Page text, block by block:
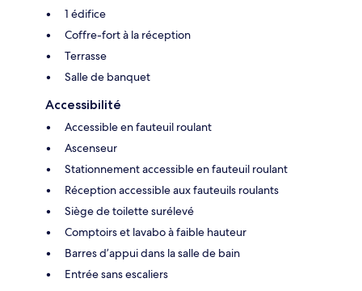
1 édifice
Coffre-fort à la réception
Terrasse
Salle de banquet
Accessibilité
Accessible en fauteuil roulant
Ascenseur
Stationnement accessible en fauteuil roulant
Réception accessible aux fauteuils roulants
Siège de toilette surélevé
Comptoirs et lavabo à faible hauteur
Barres d’appui dans la salle de bain
Entrée sans escaliers